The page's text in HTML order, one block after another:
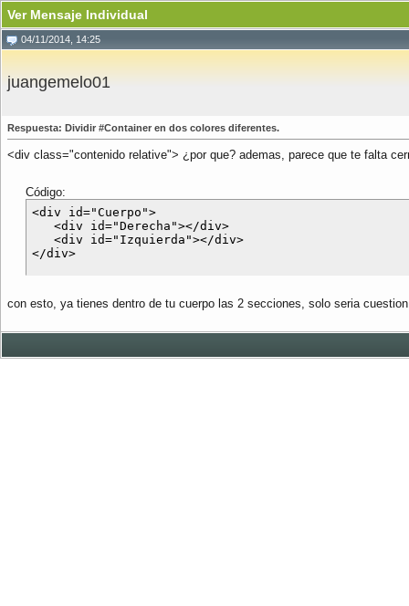
Ver Mensaje Individual
04/11/2014, 14:25
juangemelo01
Respuesta: Dividir #Container en dos colores diferentes.
<div class="contenido relative"> ¿por que? ademas, parece que te falta
Código:
<div id="Cuerpo">
   <div id="Derecha"></div>
   <div id="Izquierda"></div>
con esto, ya tienes dentro de tu cuerpo las 2 secciones, solo seria